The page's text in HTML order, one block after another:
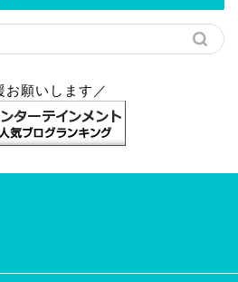
お願いします／